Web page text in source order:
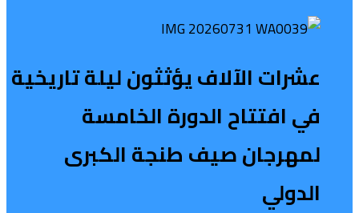
عشرات الآلاف يؤثثون ليلة تاريخية
في افتتاح الدورة الخامسة
لمهرجان صيف طنجة الكبرى
الدولي